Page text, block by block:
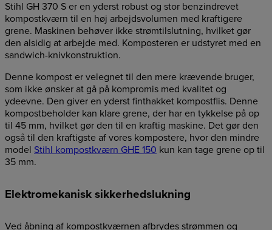
Stihl GH 370 S er en yderst robust og stor benzindrevet
kompostkværn til en høj arbejdsvolumen med kraftigere
grene. Maskinen behøver ikke strømtilslutning, hvilket gør
den alsidig at arbejde med. Komposteren er udstyret med en
sandwich-knivkonstruktion.
Denne kompost er velegnet til den mere krævende bruger,
som ikke ønsker at gå på kompromis med kvalitet og
ydeevne. Den giver en yderst finthakket kompostflis. Denne
kompostbeholder kan klare grene, der har en tykkelse på op
til 45 mm, hvilket gør den til en kraftig maskine. Det gør den
også til den kraftigste af vores kompostere, hvor den mindre
model Stihl kompostkværn GHE 150 kun kan tage grene op til
35 mm.
Elektromekanisk sikkerhedslukning
Ved åbning af kompostkværnen afbrydes strømmen og